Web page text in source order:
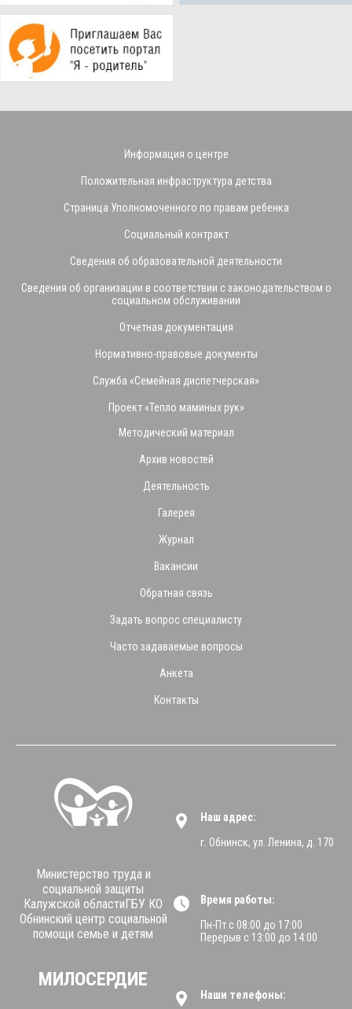
Министерство труда и
социальной защиты
Калужской областиГБУ КО
Обнинский центр социальной
помощи семье и детям
МИЛОСЕРДИЕ
Информация о центре
Положительная инфраструктура детства
Страница Уполномоченного по правам ребенка
Социальный контракт
Сведения об образовательной деятельности
Сведения об организации в соответствии с законодательством о
социальном обслуживании
Отчетная документация
Нормативно-правовые документы
Служба «Семейная диспетчерская»
Проект «Тепло маминых рук»
Методический материал
Архив новостей
Деятельность
Галерея
Журнал
Вакансии
Обратная связь
Задать вопрос специалисту
Часто задаваемые вопросы
Анкета
Контакты
Наш адрес:
г. Обнинск, ул. Ленина, д. 170
Время работы:
Пн-Пт с 08:00 до 17:00
Перерыв с 13:00 до 14:00
Наши телефоны: